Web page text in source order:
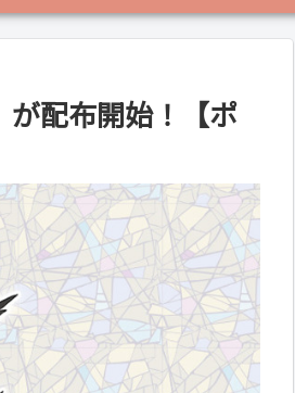
が配布開始！【ポ